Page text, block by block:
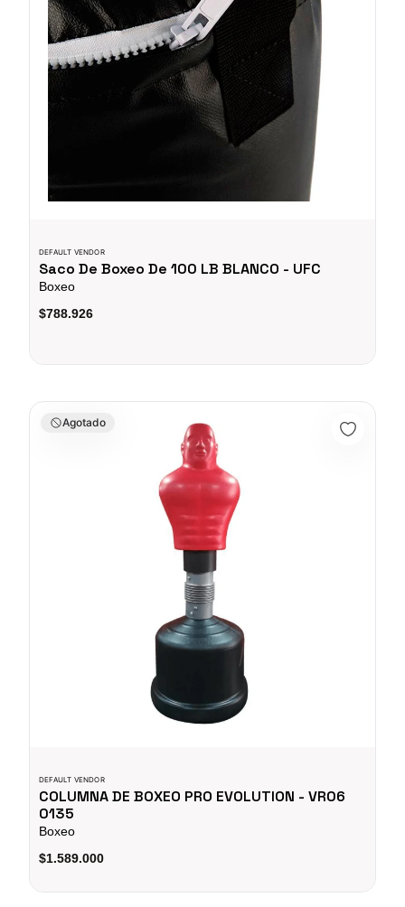
DEFAULT VENDOR
Saco De Boxeo De 100 LB BLANCO - UFC
Boxeo
$788.926
COLUMNA DE BOXEO PRO EVOLUTION - VR06 0135
Agotado
DEFAULT VENDOR
COLUMNA DE BOXEO PRO EVOLUTION - VR06
0135
Boxeo
$1.589.000